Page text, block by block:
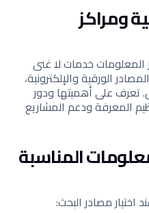
ومراكز
خدمات لا غنى
الورقية والإلكترونية،
تعرف على أهميتها ودور
المعرفة ودعم المشاريع
المناسبة
مصادر البحث: